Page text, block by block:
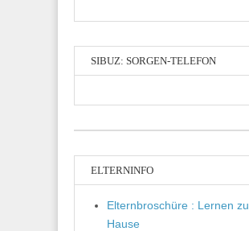
SIBUZ: SORGEN-TELEFON
ELTERNINFO
Elternbroschüre : Lernen zu
Hause